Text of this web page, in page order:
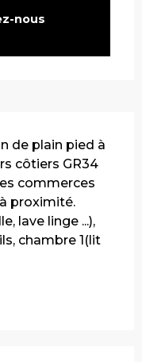
nous
de plain pied à
côtiers GR34
commerces
proximité.
lave linge ...),
chambre 1(lit